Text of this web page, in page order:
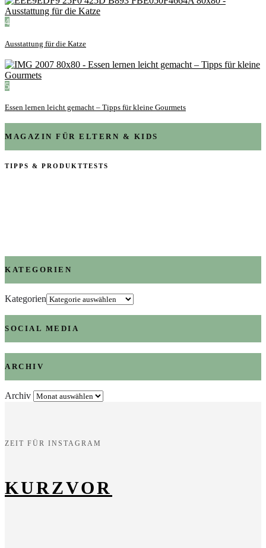
4
Ausstattung für die Katze
5
Essen lernen leicht gemacht – Tipps für kleine Gourmets
MAGAZIN FÜR ELTERN & KIDS
TIPPS & PRODUKTTESTS
KATEGORIEN
Kategorien
SOCIAL MEDIA
ARCHIV
Archiv
ZEIT FÜR INSTAGRAM
KURZVOR